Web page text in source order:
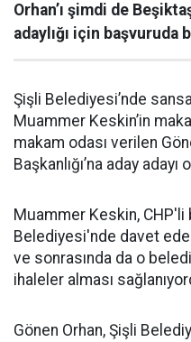
Orhan’ı şimdi de
adaylığı için başvuruda
Şişli Belediyesi’nde
Muammer Keskin’in
makam odası verilen
Başkanlığı’na aday
Muammer Keskin, CHP'li
Belediyesi'nde davet
ve sonrasında da o
ihaleler alması
Gönen Orhan, Şişli